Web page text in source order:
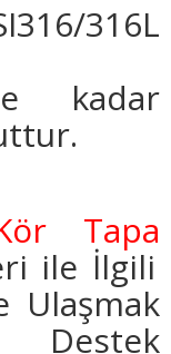
316L
kadar
Tapa
ile İlgili
Ulaşmak